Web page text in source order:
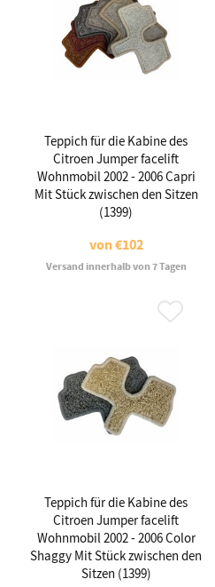
Teppich für die Kabine des
Citroen Jumper facelift
Wohnmobil 2002 - 2006 Capri
Mit Stück zwischen den Sitzen
(1399)
von€102
Versand innerhalb von 7 Tagen
Teppich für die Kabine des
Citroen Jumper facelift
Wohnmobil 2002 - 2006 Color
Shaggy Mit Stück zwischen den
Sitzen (1399)